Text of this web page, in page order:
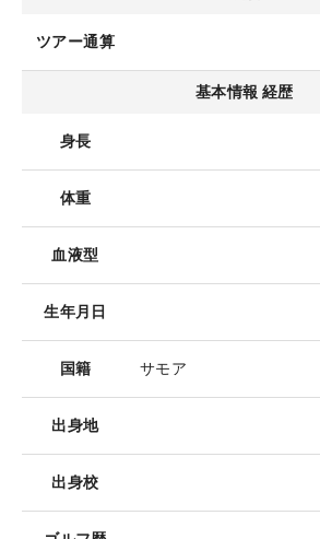
ツアー通算
基本情報 経歴
身長
体重
血液型
生年月日
国籍 サモア
出身地
出身校